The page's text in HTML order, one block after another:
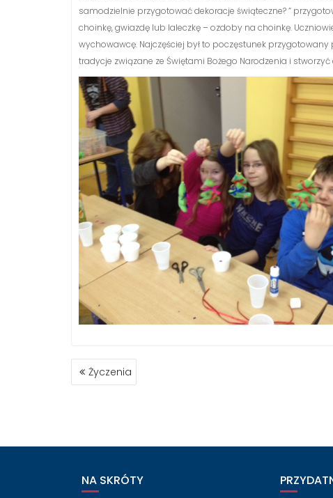
samodzielnie przygotować dekoracje świąteczne? ”
choinkę, gwiazdę lub laleczkę – ozdoby na choinkę.
wychowawcę. Najczęściej był to poczęstunek
tradycje związane ze Świętami Bożego Narodzenia i
NAWIGACJA
WPISU
Życzenia
NA SKRÓTY